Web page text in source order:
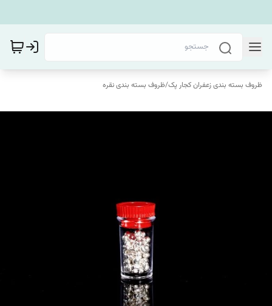
ظروف بسته بندی زعفران کجار پک/ظروف بسته بندی نقره